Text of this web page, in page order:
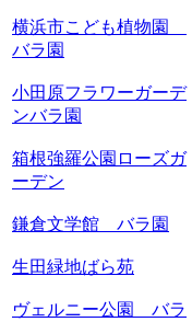
横浜市こども植物園
バラ園
小田原フラワーガーデ
ンバラ園
箱根強羅公園ローズガ
ーデン
鎌倉文学館 バラ園
生田緑地ばら苑
ヴェルニー公園 バラ